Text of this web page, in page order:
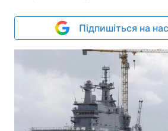
Підпишіться на